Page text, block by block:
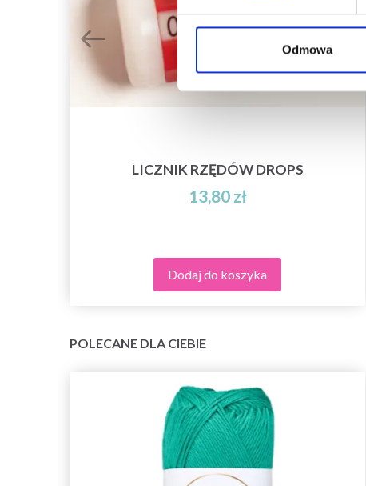
Odmowa
LICZNIK RZĘDÓW DROPS
13,80 zł
Dodaj do koszyka
POLECANE DLA CIEBIE